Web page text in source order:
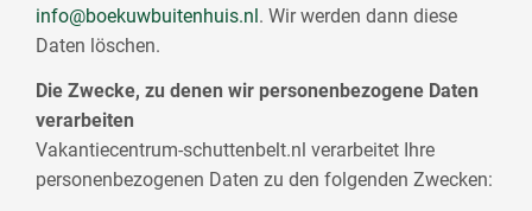
info@boekuwbuitenhuis.nl. Wir werden dann diese
Daten löschen.
Die Zwecke, zu denen wir personenbezogene Daten
verarbeiten
Vakantiecentrum-schuttenbelt.nl verarbeitet Ihre
personenbezogenen Daten zu den folgenden Zwecken: